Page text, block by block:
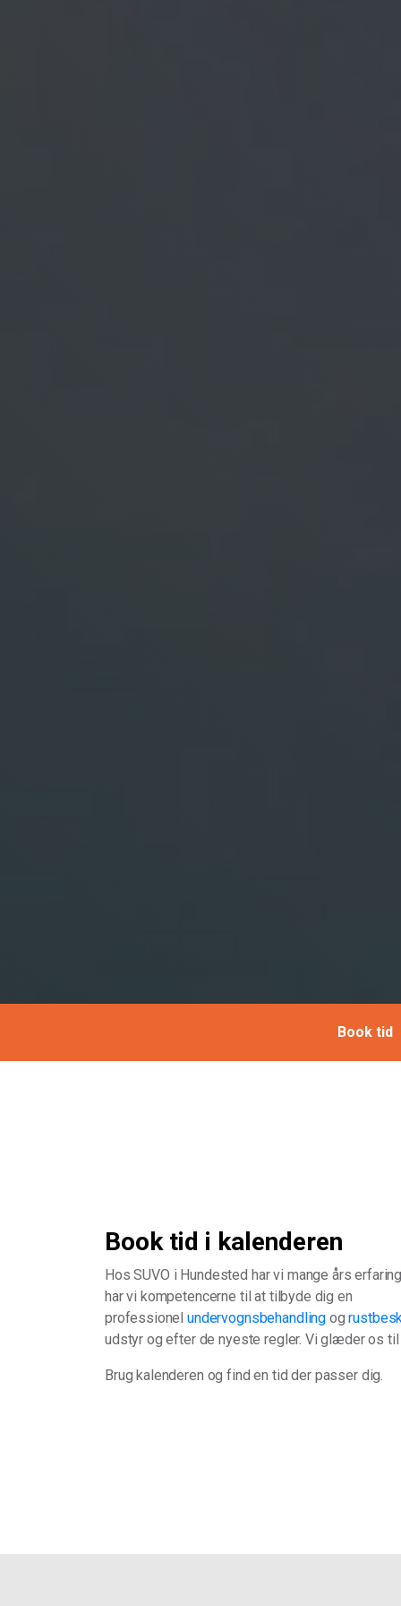
Book tid
Book tid i kalenderen
Hos SUVO i Hundested har vi mange års
har vi kompetencerne til at tilbyde dig en
professionel undervognsbehandling og
udstyr og efter de nyeste regler. Vi glæder os
Brug kalenderen og find en tid der passer dig.